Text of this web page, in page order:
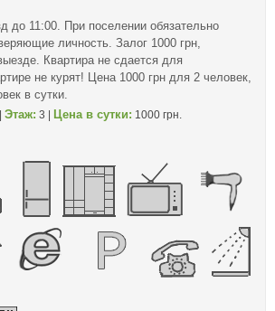
до 11:00. При поселении обязательно
личность. Залог 1000 грн,
Квартира не сдается для
не курят! Цена 1000 грн для 2 человек,
в сутки.
Этаж: 3 | Цена в сутки: 1000 грн.